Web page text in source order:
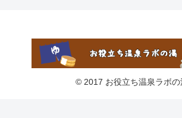
© 2017 お役立ち温泉ラボの